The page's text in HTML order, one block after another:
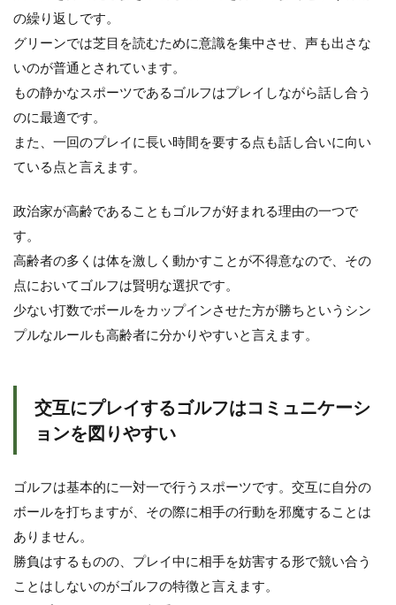
の繰り返しです。
グリーンでは芝目を読むために意識を集中させ、声も出さな
いのが普通とされています。
もの静かなスポーツであるゴルフはプレイしながら話し合う
のに最適です。
また、一回のプレイに長い時間を要する点も話し合いに向い
ている点と言えます。
政治家が高齢であることもゴルフが好まれる理由の一つで
す。
高齢者の多くは体を激しく動かすことが不得意なので、その
点においてゴルフは賢明な選択です。
少ない打数でボールをカップインさせた方が勝ちというシン
プルなルールも高齢者に分かりやすいと言えます。
交互にプレイするゴルフはコミュニケーシ
ョンを図りやすい
ゴルフは基本的に一対一で行うスポーツです。交互に自分の
ボールを打ちますが、その際に相手の行動を邪魔することは
ありません。
勝負はするものの、プレイ中に相手を妨害する形で競い合う
ことはしないのがゴルフの特徴と言えます。